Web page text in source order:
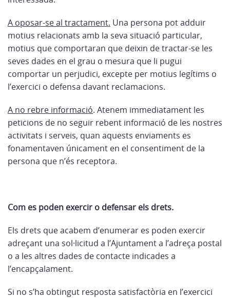
A oposar-se al tractament. Una persona pot adduir
motius relacionats amb la seva situació particular,
motius que comportaran que deixin de tractar-se les
seves dades en el grau o mesura que li pugui
comportar un perjudici, excepte per motius legítims o
l’exercici o defensa davant reclamacions.
A no rebre informació. Atenem immediatament les
peticions de no seguir rebent informació de les nostres
activitats i serveis, quan aquests enviaments es
fonamentaven únicament en el consentiment de la
persona que n’és receptora.
Com es poden exercir o defensar els drets.
Els drets que acabem d’enumerar es poden exercir
adreçant una sol·licitud a l’Ajuntament a l’adreça postal
o a les altres dades de contacte indicades a
l’encapçalament.
Si no s’ha obtingut resposta satisfactòria en l’exercici